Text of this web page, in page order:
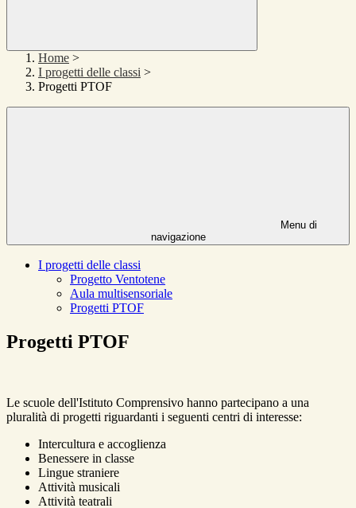
Home >
I progetti delle classi >
Progetti PTOF
Menu di
navigazione
I progetti delle classi
Progetto Ventotene
Aula multisensoriale
Progetti PTOF
Progetti PTOF
Le scuole dell'Istituto Comprensivo hanno partecipano a una
pluralità di progetti riguardanti i seguenti centri di interesse:
Intercultura e accoglienza
Benessere in classe
Lingue straniere
Attività musicali
Attività teatrali